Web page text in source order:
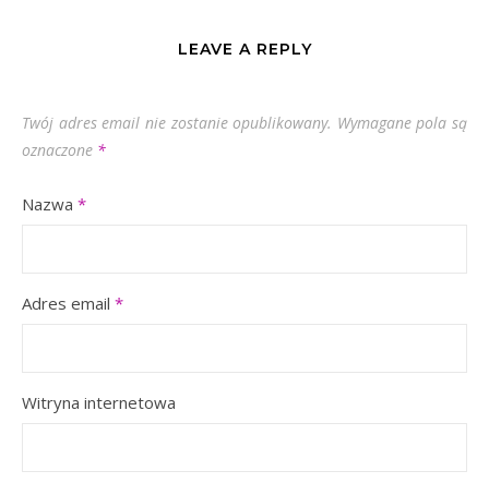
LEAVE A REPLY
Twój adres email nie zostanie opublikowany. Wymagane pola są
oznaczone *
Nazwa *
Adres email *
Witryna internetowa